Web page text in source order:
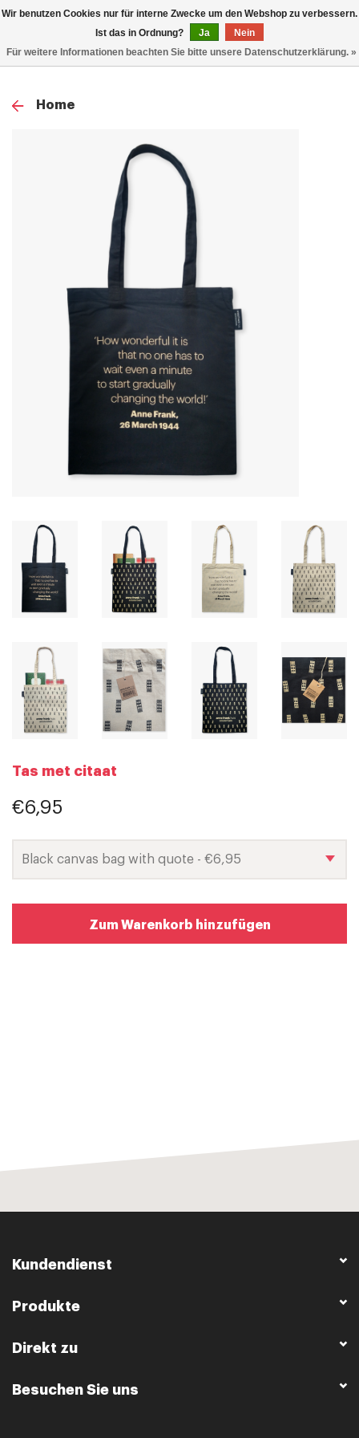
0
Home
Tas met citaat
€6,95
Zum Warenkorb hinzufügen
Kundendienst
Produkte
Direkt zu
Besuchen Sie uns
Wir benutzen Cookies nur für interne Zwecke um den Webshop zu verbessern.
Ist das in Ordnung?
Ja
Nein
Für weitere Informationen beachten Sie bitte unsere Datenschutzerklärung. »